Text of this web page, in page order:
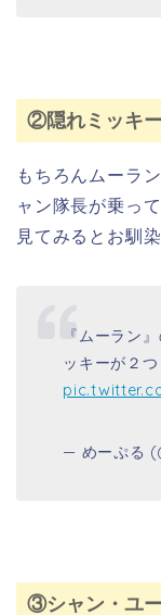
②隠れミッキー
もちろんムーラ
ャン隊長が乗っ
見てみるとお馴
『ムーラン
ッキーが２
— めーぷる
③シャン・ユ